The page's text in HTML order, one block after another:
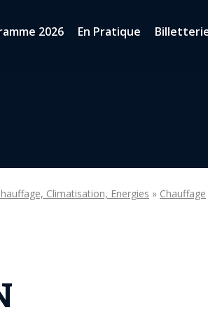
2026 En Pratique
Climatisation, Energies » Chauffage